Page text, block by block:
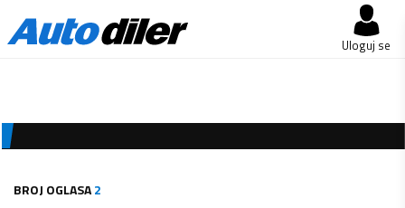
Uloguj se
BROJ OGLASA2